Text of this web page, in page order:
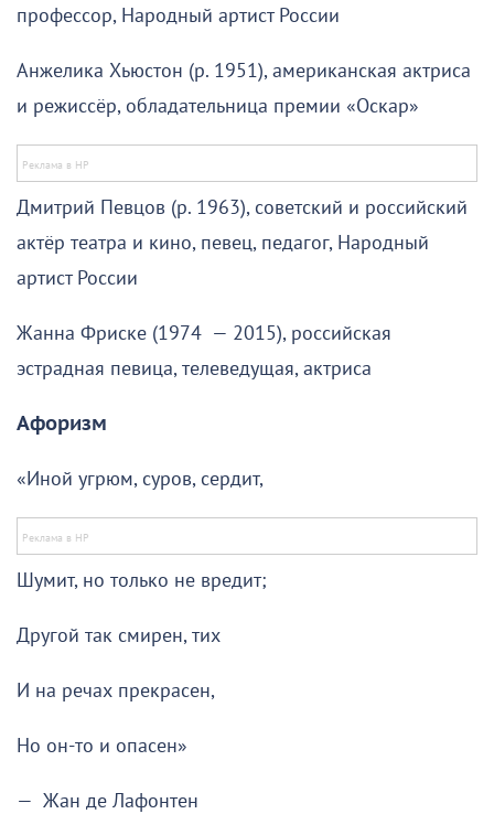
профессор, Народный артист России
Анжелика Хьюстон (р. 1951), американская актриса
и режиссёр, обладательница премии «Оскар»
Дмитрий Певцов (р. 1963), советский и российский
актёр театра и кино, певец, педагог, Народный
артист России
Жанна Фриске (1974 — 2015), российская
эстрадная певица, телеведущая, актриса
Афоризм
«Иной угрюм, суров, сердит,
Шумит, но только не вредит;
Другой так смирен, тих
И на речах прекрасен,
Но он-то и опасен»
— Жан де Лафонтен